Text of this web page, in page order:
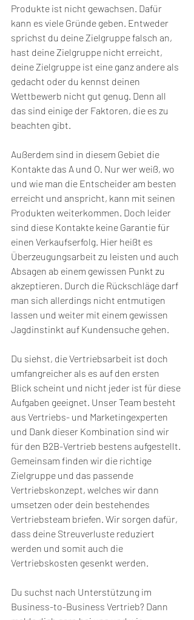
Produkte ist nicht gewachsen. Dafür
kann es viele Gründe geben. Entweder
sprichst du deine Zielgruppe falsch an,
hast deine Zielgruppe nicht erreicht,
deine Zielgruppe ist eine ganz andere als
gedacht oder du kennst deinen
Wettbewerb nicht gut genug. Denn all
das sind einige der Faktoren, die es zu
beachten gibt.
Außerdem sind in diesem Gebiet die
Kontakte das A und O. Nur wer weiß, wo
und wie man die Entscheider am besten
erreicht und anspricht, kann mit seinen
Produkten weiterkommen. Doch leider
sind diese Kontakte keine Garantie für
einen Verkaufserfolg. Hier heißt es
Überzeugungsarbeit zu leisten und auch
Absagen ab einem gewissen Punkt zu
akzeptieren. Durch die Rückschläge darf
man sich allerdings nicht entmutigen
lassen und weiter mit einem gewissen
Jagdinstinkt auf Kundensuche gehen.
Du siehst, die Vertriebsarbeit ist doch
umfangreicher als es auf den ersten
Blick scheint und nicht jeder ist für diese
Aufgaben geeignet. Unser Team besteht
aus Vertriebs- und Marketingexperten
und Dank dieser Kombination sind wir
für den B2B-Vertrieb bestens aufgestellt.
Gemeinsam finden wir die richtige
Zielgruppe und das passende
Vertriebskonzept, welches wir dann
umsetzen oder dein bestehendes
Vertriebsteam briefen. Wir sorgen dafür,
dass deine Streuverluste reduziert
werden und somit auch die
Vertriebskosten gesenkt werden.
Du suchst nach Unterstützung im
Business-to-Business Vertrieb? Dann